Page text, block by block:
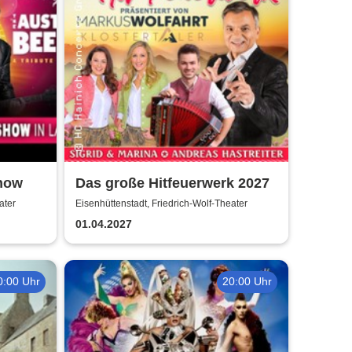
Das große Hitfeuerwerk 2027
Eisenhüttenstadt, Friedrich-Wolf-Theater
01.04.2027
Uhr 20:00 Uhr